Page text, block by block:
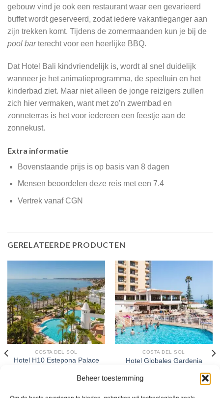
Beheer toestemming
gebouw vind je ook een restaurant waar een gevarieerd
buffet wordt geserveerd, zodat iedere vakantieganger aan
zijn trekken komt. Tijdens de zomermaanden kun je bij de
pool barterecht voor een heerlijke BBQ.
Dat Hotel Bali kindvriendelijk is, wordt al snel duidelijk
wanneer je het animatieprogramma, de speeltuin en het
kinderbad ziet. Maar niet alleen de jonge reizigers zullen
zich hier vermaken, want met zo’n zwembad en
zonneterras is het voor iedereen een feestje aan de
zonnekust.
Extra informatie
Bovenstaande prijs is op basis van 8 dagen
Mensen beoordelen deze reis met een 7.4
Vertrek vanaf CGN
GERELATEERDE PRODUCTEN
COSTA DEL SOL
Hotel H10 Estepona Palace
Gewaardeerd
706,00
COSTA DEL SOL
Hotel Globales Gardenia
Gewaardeerd
708,00